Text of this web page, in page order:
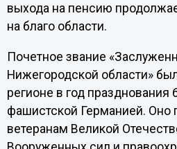
выхода на пенсию
на благо области.
Почетное звание
Нижегородской области»
регионе в год
фашистской Германией. Оно
ветеранам Великой